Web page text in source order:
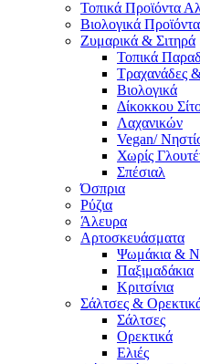
Τοπικά Προϊόντα
Βιολογικά Προϊόντα
Ζυμαρικά & Σιτηρά
Τοπικά
Τραχανάδες
Βιολογικά
Δίκοκκου
Λαχανικών
Vegan/
Χωρίς
Σπέσιαλ
Όσπρια
Ρύζια
Άλευρα
Αρτοσκευάσματα
Ψωμάκια &
Παξιμαδάκια
Κριτσίνια
Σάλτσες &
Σάλτσες
Ορεκτικά
Ελιές